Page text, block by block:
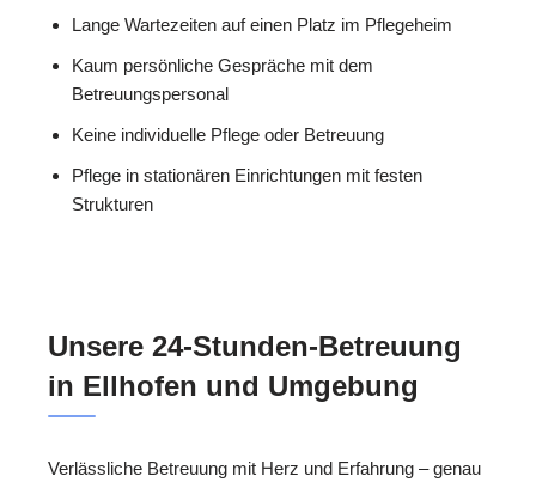
Lange Wartezeiten auf einen Platz im Pflegeheim
Kaum persönliche Gespräche mit dem
Betreuungspersonal
Keine individuelle Pflege oder Betreuung
Pflege in stationären Einrichtungen mit festen
Strukturen
Unsere 24-Stunden-Betreuung
in Ellhofen und Umgebung
Verlässliche Betreuung mit Herz und Erfahrung – genau